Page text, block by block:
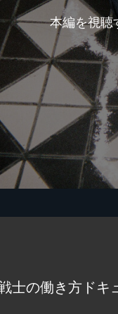
本編を視聴
士の働き方ドキ